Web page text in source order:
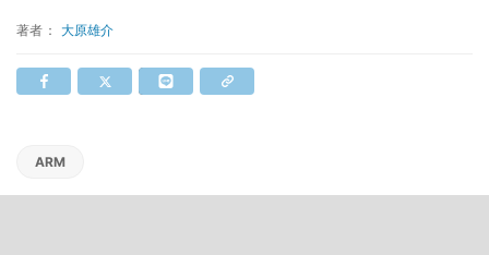
著者： 大原雄介
ARM